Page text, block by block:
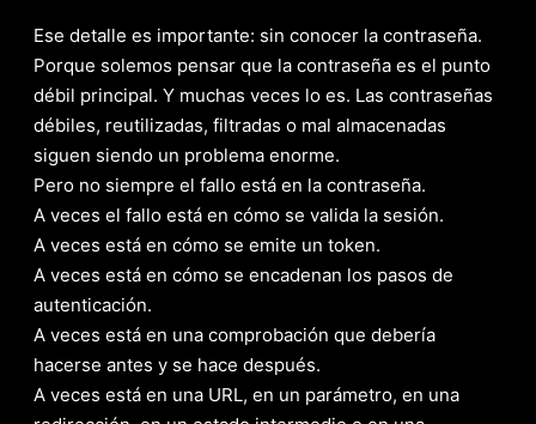
Ese detalle es importante: sin conocer la contraseña.
Porque solemos pensar que la contraseña es el punto
débil principal. Y muchas veces lo es. Las contraseñas
débiles, reutilizadas, filtradas o mal almacenadas
siguen siendo un problema enorme.
Pero no siempre el fallo está en la contraseña.
A veces el fallo está en cómo se valida la sesión.
A veces está en cómo se emite un token.
A veces está en cómo se encadenan los pasos de
autenticación.
A veces está en una comprobación que debería
hacerse antes y se hace después.
A veces está en una URL, en un parámetro, en una